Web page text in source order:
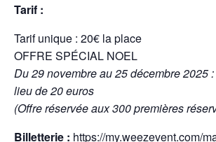
Tarif :
Tarif unique : 20€ la place
OFFRE SPÉCIAL NOEL
Du 29 novembre au 25 décembre 2025
lieu de 20 euros
(Offre réservée aux 300 premières
Billetterie : https://my.weezevent.com/